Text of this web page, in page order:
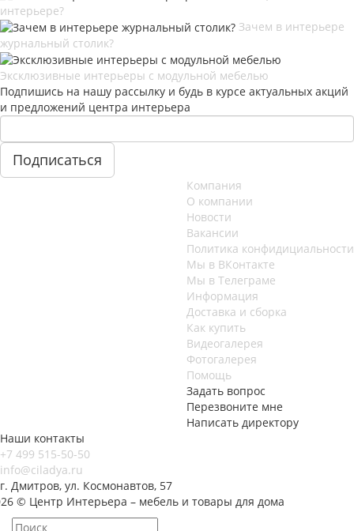
интерьере?
Зачем в интерьере
журнальный столик?
Эксклюзивные интерьеры с модульной мебелью
Подпишись на нашу рассылку и будь в курсе актуальных акций
и предложений центра интерьера
Компания
О компании
Новости
Вакансии
Политика конфидициальности
Мы в ВКонтакте
Мы в Телеграме
Информация
Доставка и сборка
Как купить
Видеогалерея
Фотогалерея
Помощь
Задать вопрос
Перезвоните мне
Написать директору
Наши контакты
+7 499 515-50-50
info@ciladya.ru
г. Дмитров, ул. Космонавтов, 57
© Центр Интерьера – мебель и товары для дома